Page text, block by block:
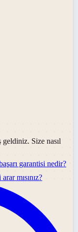
Size nasıl
garantisi nedir?
mısınız?